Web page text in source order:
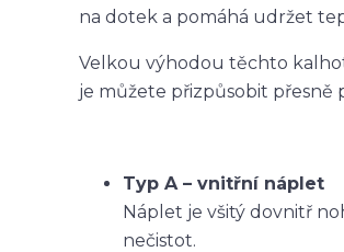
na dotek a pomáhá udržet
Velkou výhodou těchto
je můžete přizpůsobit
Typ A – vnitřní náplet
Náplet je všitý dovnitř
nečistot.